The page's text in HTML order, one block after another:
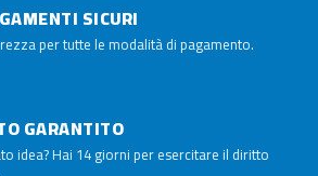
SICURI
per tutte le modalità di pagamento.
GARANTITO
idea? Hai 14 giorni per esercitare il diritto